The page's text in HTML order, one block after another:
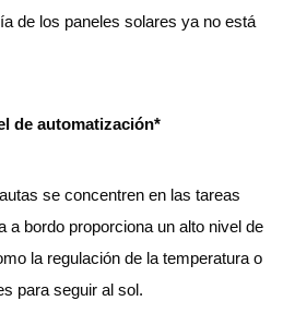
de los paneles solares ya no está
de automatización*
se concentren en las tareas
a bordo proporciona un alto nivel de
la regulación de la temperatura o
para seguir al sol.